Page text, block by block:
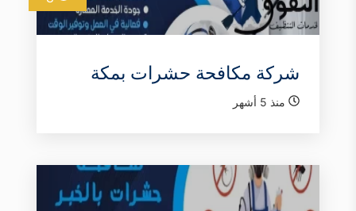
شركة مكافحة حشرات بمكة
منذ 5 أشهر